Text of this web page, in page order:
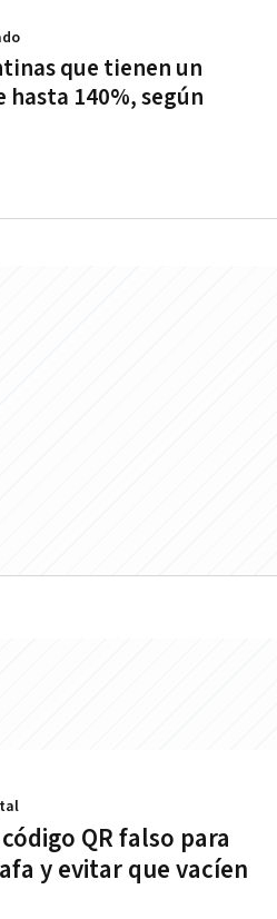
que tienen un
hasta 140%, según
QR falso para
y evitar que vacíen